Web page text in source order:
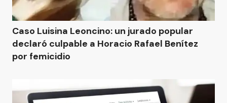
Caso Luisina Leoncino: un jurado popular
declaró culpable a Horacio Rafael Benítez
por femicidio